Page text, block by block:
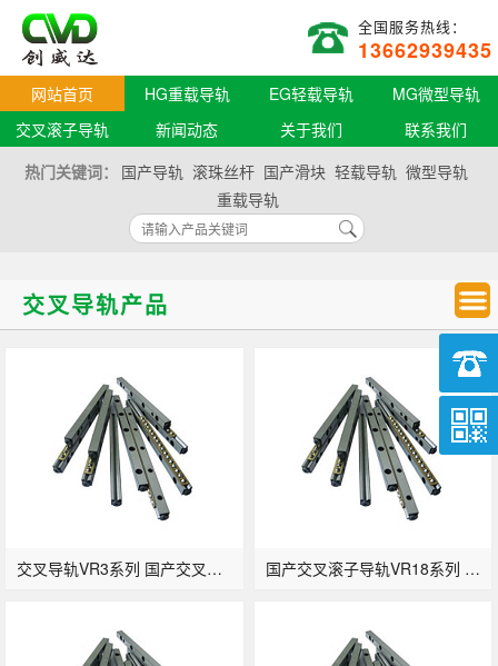
全国服务热线：
13662939435
网站首页 HG重载导轨 EG轻载导轨
MG微型导轨
交叉滚子导轨
新闻动态 关于我们
联系我们
热门关键词：
国产导轨 滚珠丝杆 国产滑块 轻载导轨 微型导轨
重载导轨
交叉导轨产品
交叉导轨VR3系列 国产交叉滚子轨道生产厂家 国产交叉滚子导轨VR18系列 专业定制